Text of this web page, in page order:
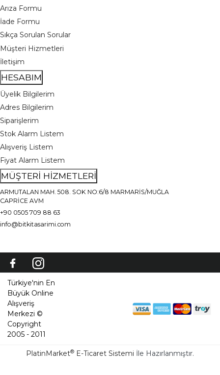
Arıza Formu
İade Formu
Sıkça Sorulan Sorular
Müşteri Hizmetleri
İletişim
HESABIM
Üyelik Bilgilerim
Adres Bilgilerim
Siparişlerim
Stok Alarm Listem
Alışveriş Listem
Fiyat Alarm Listem
MÜŞTERİ HİZMETLERİ
ARMUTALAN MAH. 508. SOK NO:6/8 MARMARİS/MUĞLA
CAPRİCE AVM
+90 0505 709 88 63
info@bitkitasarimi.com
Türkiye'nin En
Büyük Online
Alışveriş
Merkezi ©
Copyright
2005 - 2011
PlatinMarket® E-Ticaret Sistemi İle Hazırlanmıştır.